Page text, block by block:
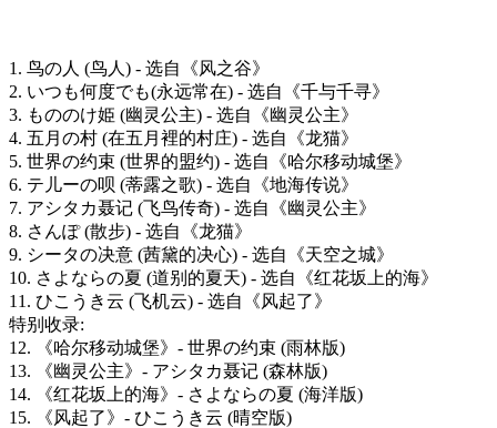
1. 鸟の人 (鸟人) - 选自《风之谷》
2. いつも何度でも(永远常在) - 选自《千与千寻》
3. もののけ姫 (幽灵公主) - 选自《幽灵公主》
4. 五月の村 (在五月裡的村庄) - 选自《龙猫》
5. 世界の约束 (世界的盟约) - 选自《哈尔移动城堡》
6. テ儿ーの呗 (蒂露之歌) - 选自《地海传说》
7. アシタカ聂记 (飞鸟传奇) - 选自《幽灵公主》
8. さんぽ (散步) - 选自《龙猫》
9. シータの决意 (茜黛的决心) - 选自《天空之城》
10. さよならの夏 (道别的夏天) - 选自《红花坂上的海》
11. ひこうき云 (飞机云) - 选自《风起了》
特别收录:
12. 《哈尔移动城堡》- 世界の约束 (雨林版)
13. 《幽灵公主》- アシタカ聂记 (森林版)
14. 《红花坂上的海》- さよならの夏 (海洋版)
15. 《风起了》- ひこうき云 (晴空版)